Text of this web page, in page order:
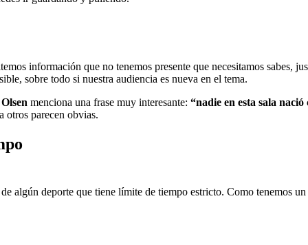
información que no tenemos presente que necesitamos sabes,
sobre todo si nuestra audiencia es nueva en el tema.
menciona una frase muy interesante: “nadie en esta sala
otros parecen obvias.
algún deporte que tiene límite de tiempo estricto. Como tenemos